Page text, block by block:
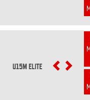
U15M ELITE